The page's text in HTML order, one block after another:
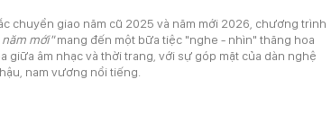
chuyển giao năm cũ 2025 và năm mới 2026, chương trình
năm mới"mang đến một bữa tiệc "nghe - nhìn" thăng hoa
giữa âm nhạc và thời trang, với sự góp mặt của dàn nghệ
nam vương nổi tiếng.